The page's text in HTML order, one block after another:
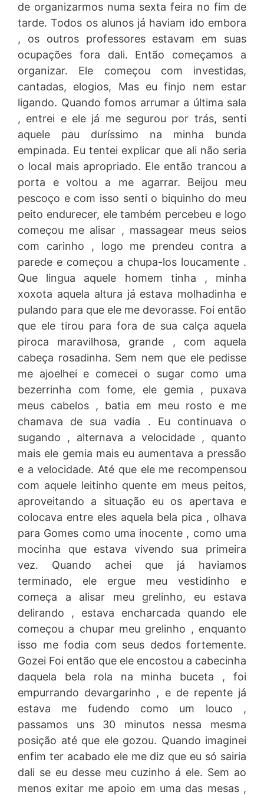
de organizarmos numa sexta feira no fim de
tarde. Todos os alunos já haviam ido embora
, os outros professores estavam em suas
ocupações fora dali. Então começamos a
organizar. Ele começou com investidas,
cantadas, elogios, Mas eu finjo nem estar
ligando. Quando fomos arrumar a última sala
, entrei e ele já me segurou por trás, senti
aquele pau duríssimo na minha bunda
empinada. Eu tentei explicar que ali não seria
o local mais apropriado. Ele então trancou a
porta e voltou a me agarrar. Beijou meu
pescoço e com isso senti o biquinho do meu
peito endurecer, ele também percebeu e logo
começou me alisar , massagear meus seios
com carinho , logo me prendeu contra a
parede e começou a chupa-los loucamente .
Que lingua aquele homem tinha , minha
xoxota aquela altura já estava molhadinha e
pulando para que ele me devorasse. Foi então
que ele tirou para fora de sua calça aquela
piroca maravilhosa, grande , com aquela
cabeça rosadinha. Sem nem que ele pedisse
me ajoelhei e comecei o sugar como uma
bezerrinha com fome, ele gemia , puxava
meus cabelos , batia em meu rosto e me
chamava de sua vadia . Eu continuava o
sugando , alternava a velocidade , quanto
mais ele gemia mais eu aumentava a pressão
e a velocidade. Até que ele me recompensou
com aquele leitinho quente em meus peitos,
aproveitando a situação eu os apertava e
colocava entre eles aquela bela pica , olhava
para Gomes como uma inocente , como uma
mocinha que estava vivendo sua primeira
vez. Quando achei que já haviamos
terminado, ele ergue meu vestidinho e
começa a alisar meu grelinho, eu estava
delirando , estava encharcada quando ele
começou a chupar meu grelinho , enquanto
isso me fodia com seus dedos fortemente.
Gozei Foi então que ele encostou a cabecinha
daquela bela rola na minha buceta , foi
empurrando devargarinho , e de repente já
estava me fudendo como um louco ,
passamos uns 30 minutos nessa mesma
posição até que ele gozou. Quando imaginei
enfim ter acabado ele me diz que eu só sairia
dali se eu desse meu cuzinho á ele. Sem ao
menos exitar me apoio em uma das mesas ,